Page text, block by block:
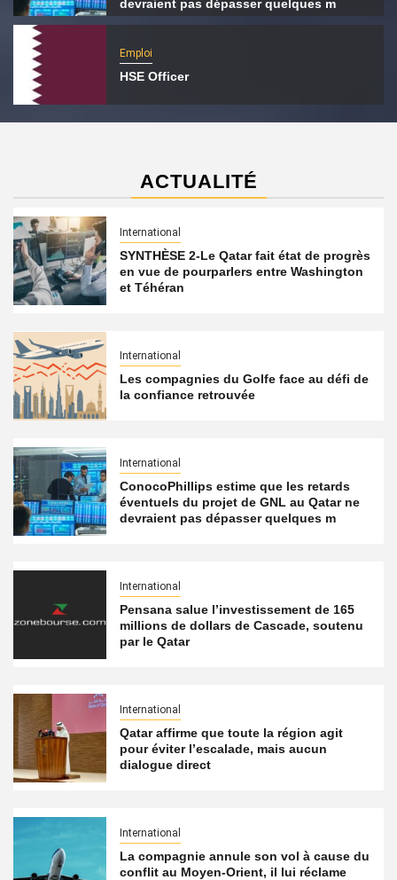
devraient pas dépasser quelques m
Emploi
HSE Officer
ACTUALITÉ
International
SYNTHÈSE 2-Le Qatar fait état de progrès
en vue de pourparlers entre Washington
et Téhéran
International
Les compagnies du Golfe face au défi de
la confiance retrouvée
International
ConocoPhillips estime que les retards
éventuels du projet de GNL au Qatar ne
devraient pas dépasser quelques m
International
Pensana salue l’investissement de 165
millions de dollars de Cascade, soutenu
par le Qatar
International
Qatar affirme que toute la région agit
pour éviter l’escalade, mais aucun
dialogue direct
International
La compagnie annule son vol à cause du
conflit au Moyen-Orient, il lui réclame